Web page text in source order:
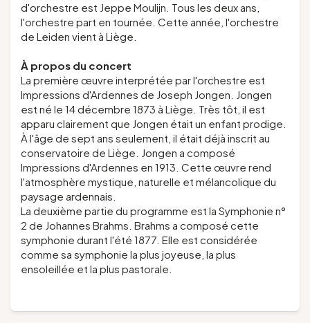
d'orchestre est Jeppe Moulijn. Tous les deux ans,
l'orchestre part en tournée. Cette année, l'orchestre
de Leiden vient à Liège.
À propos du concert
La première œuvre interprétée par l'orchestre est
Impressions d'Ardennes de Joseph Jongen. Jongen
est né le 14 décembre 1873 à Liège. Très tôt, il est
apparu clairement que Jongen était un enfant prodige.
À l'âge de sept ans seulement, il était déjà inscrit au
conservatoire de Liège. Jongen a composé
Impressions d'Ardennes en 1913. Cette œuvre rend
l'atmosphère mystique, naturelle et mélancolique du
paysage ardennais.
La deuxième partie du programme est la Symphonie n°
2 de Johannes Brahms. Brahms a composé cette
symphonie durant l'été 1877. Elle est considérée
comme sa symphonie la plus joyeuse, la plus
ensoleillée et la plus pastorale.